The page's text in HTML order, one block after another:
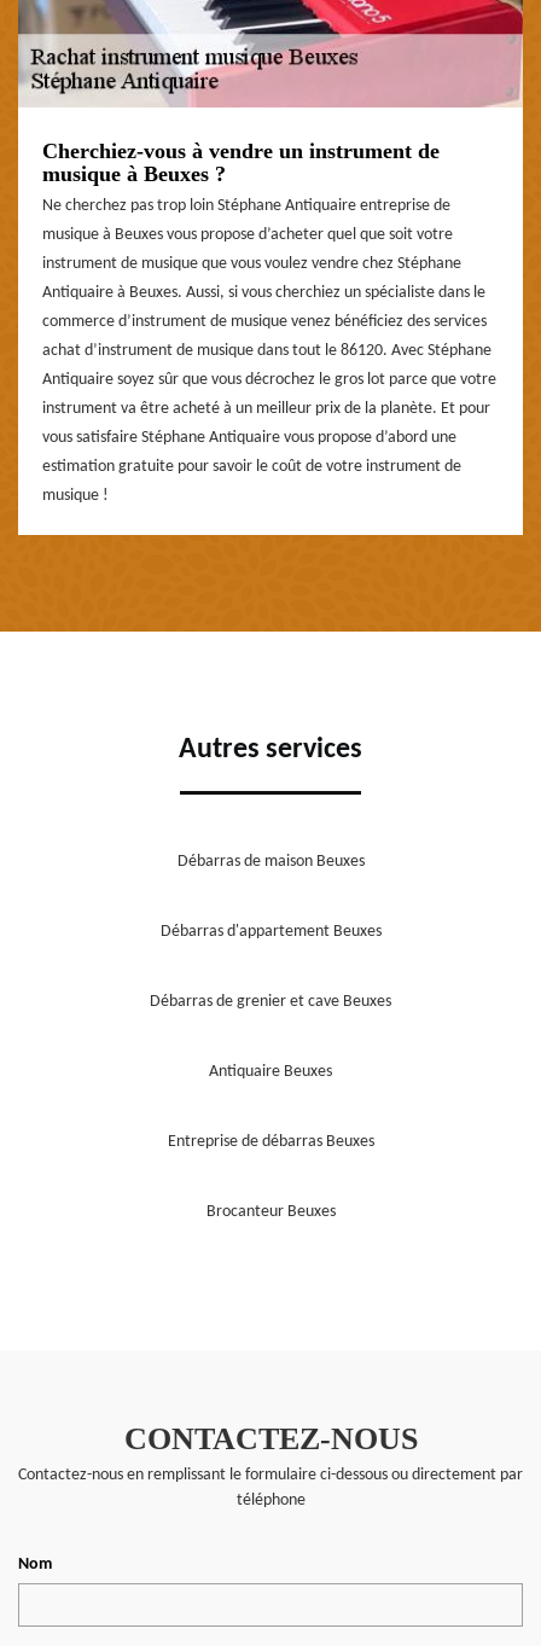
Cherchiez-vous à vendre un instrument de
musique à Beuxes ?
Ne cherchez pas trop loin Stéphane Antiquaire entreprise de
musique à Beuxes vous propose d’acheter quel que soit votre
instrument de musique que vous voulez vendre chez Stéphane
Antiquaire à Beuxes. Aussi, si vous cherchiez un spécialiste dans le
commerce d’instrument de musique venez bénéficiez des services
achat d’instrument de musique dans tout le 86120. Avec Stéphane
Antiquaire soyez sûr que vous décrochez le gros lot parce que votre
instrument va être acheté à un meilleur prix de la planète. Et pour
vous satisfaire Stéphane Antiquaire vous propose d’abord une
estimation gratuite pour savoir le coût de votre instrument de
musique !
Autres services
Débarras de maison Beuxes
Débarras d'appartement Beuxes
Débarras de grenier et cave Beuxes
Antiquaire Beuxes
Entreprise de débarras Beuxes
Brocanteur Beuxes
CONTACTEZ-NOUS
Contactez-nous en remplissant le formulaire ci-dessous ou directement par
téléphone
Nom